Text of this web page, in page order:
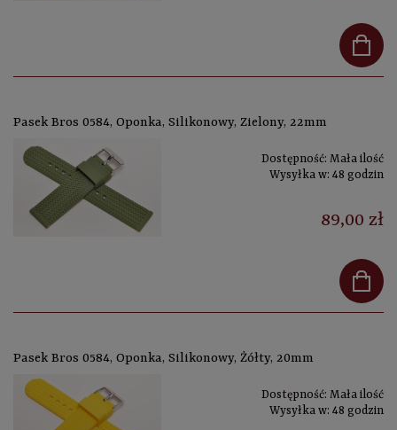
Pasek Bros 0584, Oponka, Silikonowy, Zielony, 22mm
Dostępność: Mała ilość
Wysyłka w: 48 godzin
89,00 zł
Pasek Bros 0584, Oponka, Silikonowy, Żółty, 20mm
Dostępność: Mała ilość
Wysyłka w: 48 godzin